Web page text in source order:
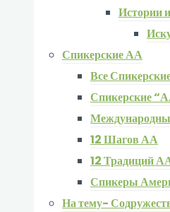
Истории
Спикерские АА
Все
Спикерские
12 Шагов АА
12 Традиций
Спикеры
На тему-